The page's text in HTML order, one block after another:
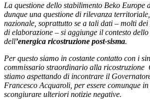
La questione dello stabilimento Beko Europe
dunque una questione di rilevanza
nazionale, soprattutto se a tali dati – molti
di elaborazione – si aggiunge il contesto dello
dell’energica ricostruzione post-sisma.
Per questo siamo in costante contatto con i
commissario straordinario alla ricostruzione
stiamo aspettando di incontrare il
Francesco Acquaroli, per essere comunque
scongiurare ulteriori notizie negative.